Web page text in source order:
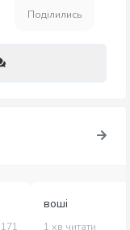
Поділились
171
воші
1 хв читати